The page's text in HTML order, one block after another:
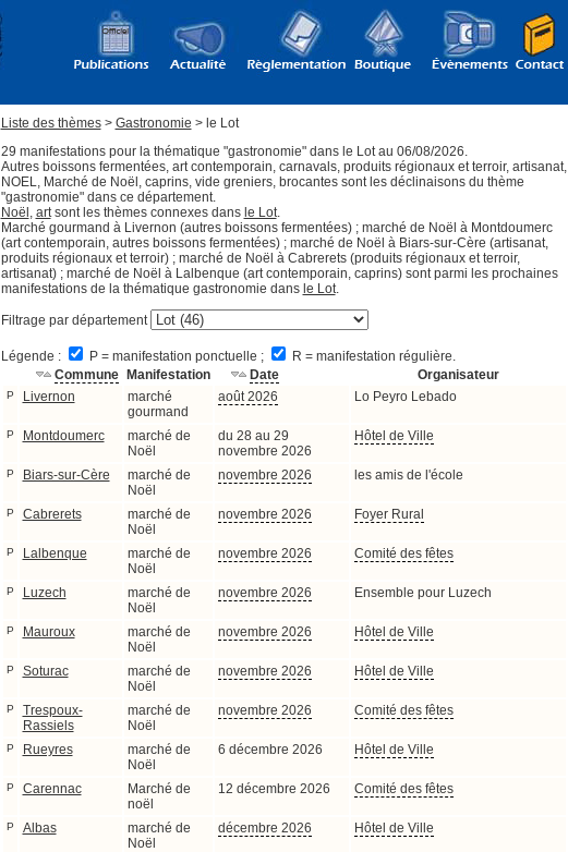
Liste des thèmes> Gastronomie > le Lot
29 manifestations pour la thématique "gastronomie" dans le Lot au 06/08/2026.
Autres boissons fermentées, art contemporain, carnavals, produits régionaux et terroir, artisanat,
NOEL, Marché de Noël, caprins, vide greniers, brocantes sont les déclinaisons du thème
"gastronomie" dans ce département.
Noël , artsont les thèmes connexes dans le Lot.
Marché gourmand à Livernon (autres boissons fermentées) ; marché de Noël à Montdoumerc
(art contemporain, autres boissons fermentées) ; marché de Noël à Biars-sur-Cère (artisanat,
produits régionaux et terroir) ; marché de Noël à Cabrerets (produits régionaux et terroir,
artisanat) ; marché de Noël à Lalbenque (art contemporain, caprins) sont parmi les prochaines
manifestations de la thématique gastronomie dans le Lot.
Filtrage par département
Légende : P = manifestation ponctuelle ;
R = manifestation régulière.
Commune
Manifestation Date Organisateur
P Livernon
marché
gourmand
août 2026 Lo Peyro Lebado
P Montdoumerc
marché de
Noël
du 28 au 29
novembre 2026
Hôtel de Ville
P Biars-sur-Cère
marché de
Noël
novembre 2026 les amis de l'école
P Cabrerets
marché de
Noël
novembre 2026 Foyer Rural
P Lalbenque
marché de
Noël
novembre 2026 Comité des fêtes
P Luzech
marché de
Noël
novembre 2026 Ensemble pour Luzech
P Mauroux
marché de
Noël
novembre 2026 Hôtel de Ville
P Soturac
marché de
Noël
novembre 2026 Hôtel de Ville
P
Trespoux-
Rassiels
marché de
Noël
novembre 2026 Comité des fêtes
P Rueyres
marché de
Noël
6 décembre 2026 Hôtel de Ville
P Carennac
Marché de
noël
12 décembre 2026 Comité des fêtes
P Albas
marché de
Noël
décembre 2026 Hôtel de Ville